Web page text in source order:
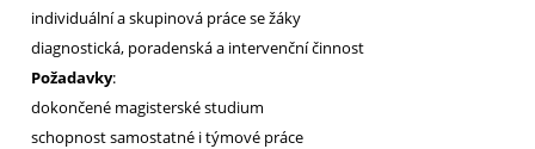
individuální a skupinová práce se žáky
diagnostická, poradenská a intervenční činnost
Požadavky:
dokončené magisterské studium
schopnost samostatné i týmové práce